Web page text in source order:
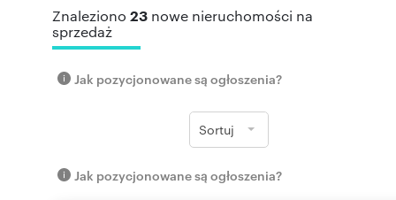
Znaleziono 23 nowe nieruchomości na
sprzedaż
Jak pozycjonowane są ogłoszenia?
Sortuj
Jak pozycjonowane są ogłoszenia?